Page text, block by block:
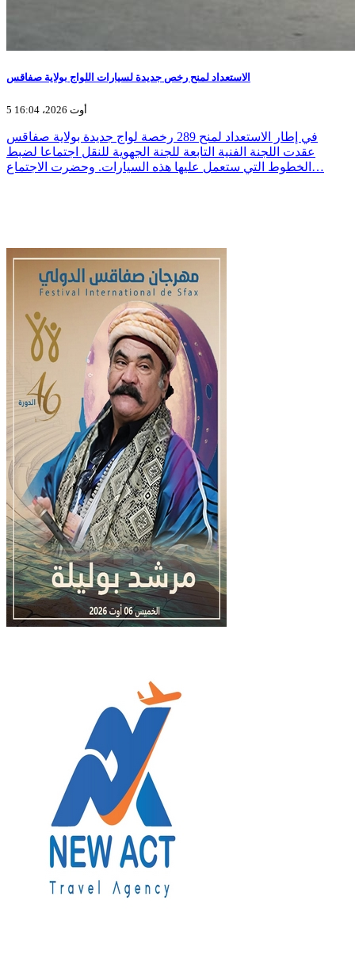
الاستعداد لمنح رخص جديدة لسيارات اللواج بولاية صفاقس
5 أوت 2026، 16:04
في إطار الاستعداد لمنح 289 رخصة لواج جديدة بولاية صفاقس
عقدت اللجنة الفنية التابعة للجنة الجهوية للنقل اجتماعا لضبط
الخطوط التي ستعمل عليها هذه السيارات. وحضرت الاجتماع…